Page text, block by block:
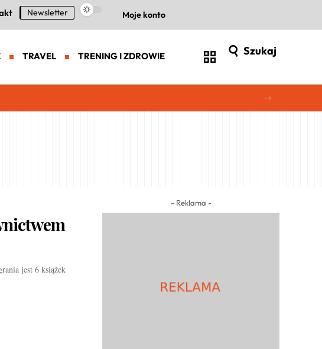
Newsletter Moje konto
TRAVEL TRENING I ZDROWIE Szukaj
jest 6 książek
- Reklama -